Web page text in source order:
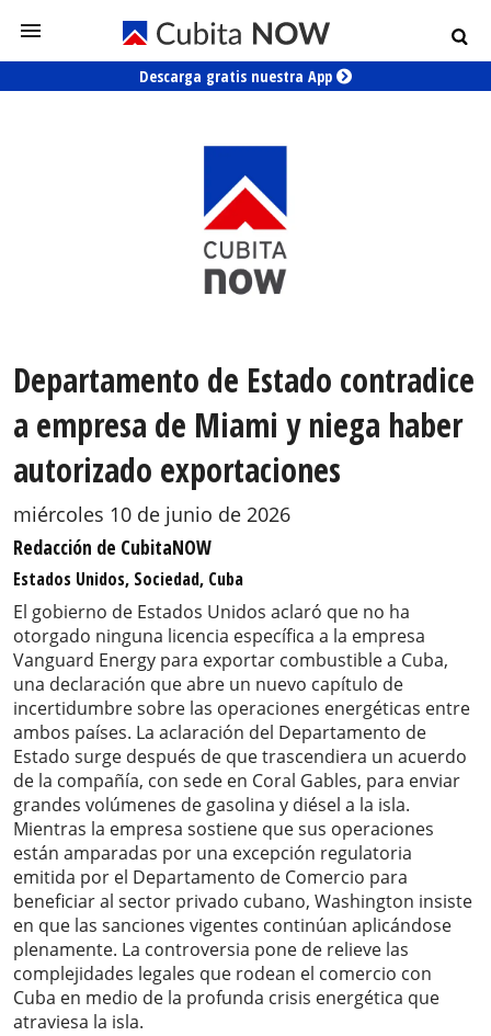
Descarga gratis nuestra App
Departamento de Estado contradice
a empresa de Miami y niega haber
autorizado exportaciones
miércoles 10 de junio de 2026
Redacción de CubitaNOW
Estados Unidos, Sociedad, Cuba
El gobierno de Estados Unidos aclaró que no ha
otorgado ninguna licencia específica a la empresa
Vanguard Energy para exportar combustible a Cuba,
una declaración que abre un nuevo capítulo de
incertidumbre sobre las operaciones energéticas entre
ambos países. La aclaración del Departamento de
Estado surge después de que trascendiera un acuerdo
de la compañía, con sede en Coral Gables, para enviar
grandes volúmenes de gasolina y diésel a la isla.
Mientras la empresa sostiene que sus operaciones
están amparadas por una excepción regulatoria
emitida por el Departamento de Comercio para
beneficiar al sector privado cubano, Washington insiste
en que las sanciones vigentes continúan aplicándose
plenamente. La controversia pone de relieve las
complejidades legales que rodean el comercio con
Cuba en medio de la profunda crisis energética que
atraviesa la isla.